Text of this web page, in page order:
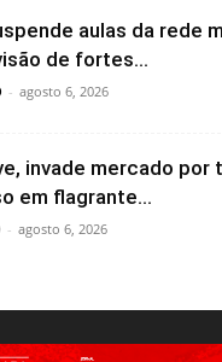
aulas da rede
de fortes...
- agosto 6, 2026
invade mercado por
em flagrante...
- agosto 6, 2026